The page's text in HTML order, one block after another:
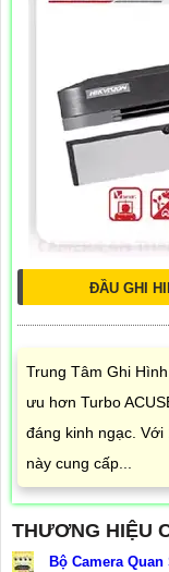
ĐẦU GHI
Trung Tâm Ghi
ưu hơn Turbo
đáng kinh ngạc.
này cung cấp...
THƯƠNG HIỆU
Bộ Camera Quan